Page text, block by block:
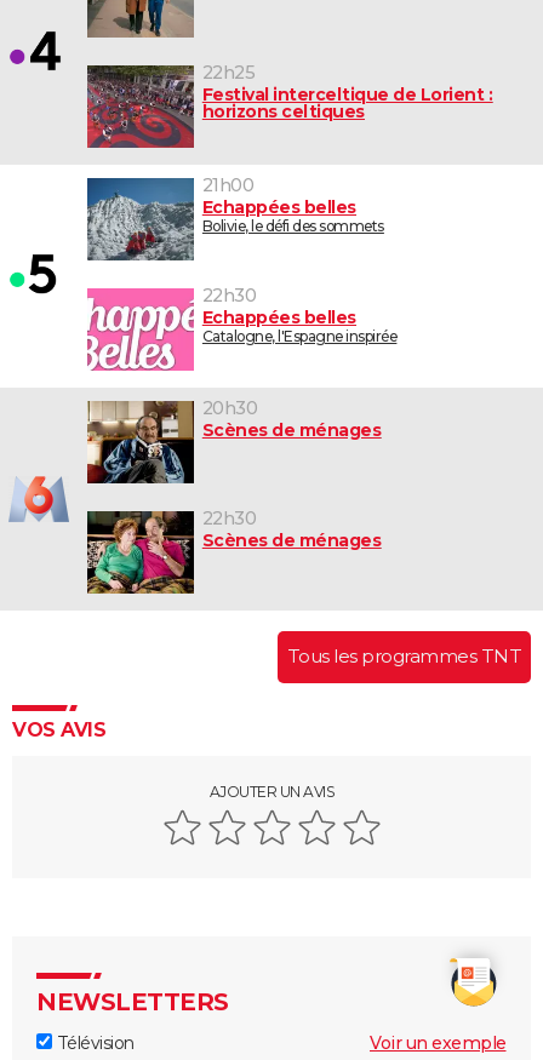
22h25
Festival interceltique de Lorient :
horizons celtiques
21h00
Echappées belles
Bolivie, le défi des sommets
22h30
Echappées belles
Catalogne, l'Espagne inspirée
20h30
Scènes de ménages
22h30
Scènes de ménages
Tous les programmes TNT
VOS AVIS
AJOUTER UN AVIS
NEWSLETTERS
Télévision
Voir un exemple